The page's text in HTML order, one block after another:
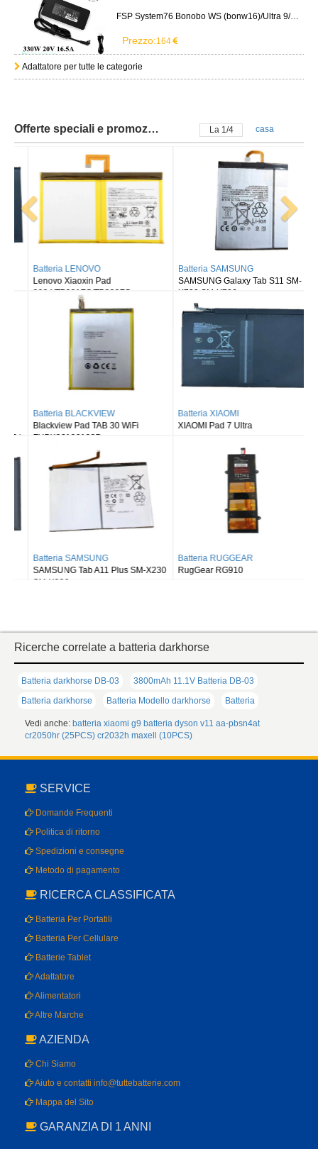
FSP System76 Bonobo WS (bonw16)/Ultra 9/RTX5090
Prezzo:164
Adattatore per tutte le categorie
Offerte speciali e promozioni La 2/4 casa
Batteria SAMSUNG
SAMSUNG Galaxy Tab S11 SM-
X730 SM-X736
Batteria XIAOMI
XIAOMI Redmi Pad 2
Batteria XIAOMI
XIAOMI Pad 7 Ultra
Batteria OPPO
OPPO Pad 3 OPD2405
Batteria RUGGEAR
RugGear RG910
Batteria BLACKVIEW
Blackview DK111
Ricerche correlate a batteria darkhorse
Batteria darkhorse DB-03
3800mAh 11.1V Batteria DB-03
Batteria darkhorse
Batteria Modello darkhorse Batteria
Vedi anche: batteria xiaomi g9 batteria dyson v11 aa-pbsn4at
cr2050hr (25PCS) cr2032h maxell (10PCS)
SERVICE
Domande Frequenti
Politica di ritorno
Spedizioni e consegne
Metodo di pagamento
RICERCA CLASSIFICATA
Batteria Per Portatili
Batteria Per Cellulare
Batterie Tablet
Adattatore
Alimentatori
Altre Marche
AZIENDA
Chi Siamo
Aiuto e contatti info@tuttebatterie.com
Mappa del Sito
GARANZIA DI 1 ANNI